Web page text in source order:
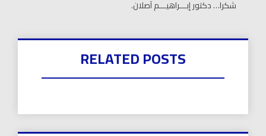
شكرا… دكتور إبـــراهيـــم آصلان.
RELATED POSTS